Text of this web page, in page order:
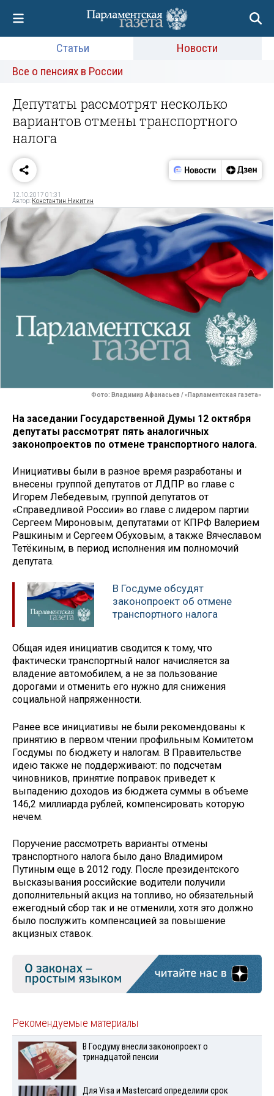
Статьи
Новости
Все о пенсиях в России
Депутаты рассмотрят несколько
вариантов отмены транспортного
налога
12.10.2017 01:31
Автор: Константин Никитин
Фото: Владимир Афанасьев / «Парламентская газета»
На заседании Государственной Думы 12 октября
депутаты рассмотрят пять аналогичных
законопроектов по отмене транспортного налога.
Инициативы были в разное время разработаны и
внесены группой депутатов от ЛДПР во главе с
Игорем Лебедевым, группой депутатов от
«Справедливой России» во главе с лидером партии
Сергеем Мироновым, депутатами от КПРФ Валерием
Рашкиным и Сергеем Обуховым, а также Вячеславом
Тетёкиным, в период исполнения им полномочий
депутата.
В Госдуме обсудят
законопроект об отмене
транспортного налога
Общая идея инициатив сводится к тому, что
фактически транспортный налог начисляется за
владение автомобилем, а не за пользование
дорогами и отменить его нужно для снижения
социальной напряженности.
Ранее все инициативы не были рекомендованы к
принятию в первом чтении профильным Комитетом
Госдумы по бюджету и налогам. В Правительстве
идею также не поддерживают: по подсчетам
чиновников, принятие поправок приведет к
выпадению доходов из бюджета суммы в объеме
146,2 миллиарда рублей, компенсировать которую
нечем.
Поручение рассмотреть варианты отмены
транспортного налога было дано Владимиром
Путиным еще в 2012 году. После президентского
высказывания российские водители получили
дополнительный акциз на топливо, но обязательный
ежегодный сбор так и не отменили, хотя это должно
было послужить компенсацией за повышение
акцизных ставок.
Рекомендуемые материалы
В Госдуму внесли законопроект о
тринадцатой пенсии
Для Visа и Mastercard определили срок